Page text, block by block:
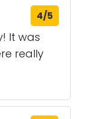
4/5
It was
really